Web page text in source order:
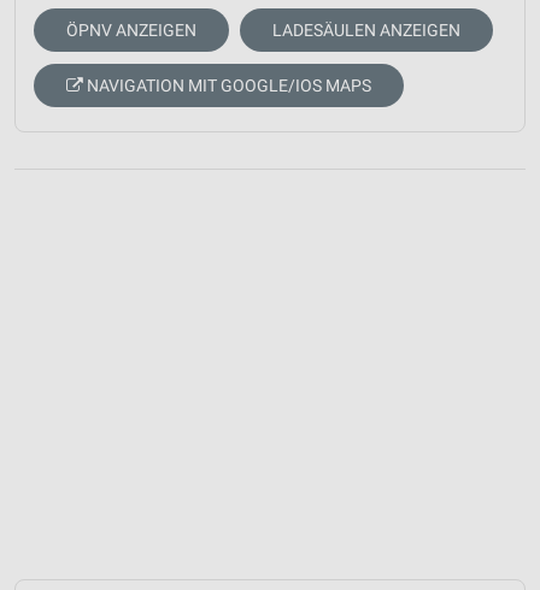
ÖPNV ANZEIGEN LADESÄULEN ANZEIGEN
NAVIGATION MIT GOOGLE/IOS MAPS